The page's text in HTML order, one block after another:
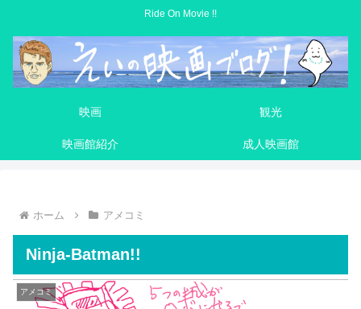
Ride On Movie !!
映画 観光
映画館紹介 成人映画館
ホーム アメコミ
Ninja-Batman!!
アメコミ